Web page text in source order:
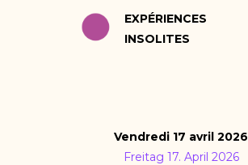
EXPÉRIENCES
INSOLITES
Vendredi 17 avril 2026
Freitag 17. April 2026